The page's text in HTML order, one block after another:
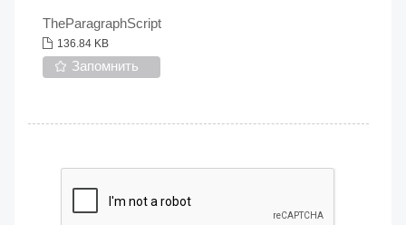
TheParagraphScript
136.84 KB
Запомнить